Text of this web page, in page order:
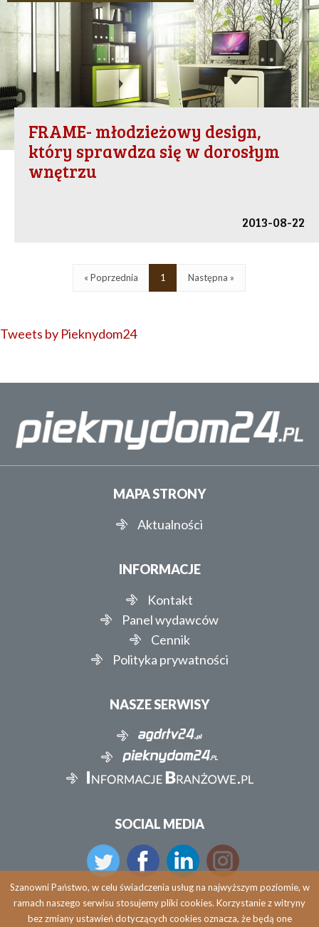
FRAME- młodzieżowy design,
który sprawdza się w dorosłym
wnętrzu
2013-08-22
« Poprzednia 1 Następna »
Tweets by Pieknydom24
MAPA STRONY
Aktualności
INFORMACJE
Kontakt
Panel wydawców
Cennik
Polityka prywatności
NASZE SERWISY
SOCIAL MEDIA
Szanowni Państwo, w celu świadczenia usług na najwyższym poziomie, w
ramach naszego serwisu stosujemy pliki cookies. Korzystanie z witryny
bez zmiany ustawień dotyczących cookies oznacza, że będą one